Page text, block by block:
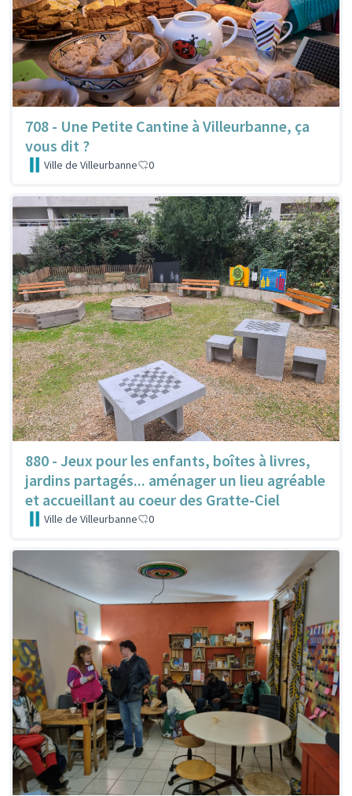
708 - Une Petite Cantine à Villeurbanne, ça
vous dit ?
Ville de Villeurbanne 0
880 - Jeux pour les enfants, boîtes à livres,
jardins partagés... aménager un lieu agréable
et accueillant au coeur des Gratte-Ciel
Ville de Villeurbanne 0